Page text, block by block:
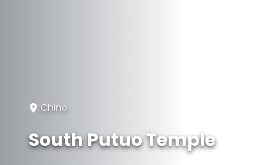
Chine
South Putuo Temple